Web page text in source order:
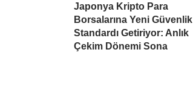
Japonya Kripto Para
Borsalarına Yeni Güvenlik
Standardı Getiriyor: Anlık
Çekim Dönemi Sona